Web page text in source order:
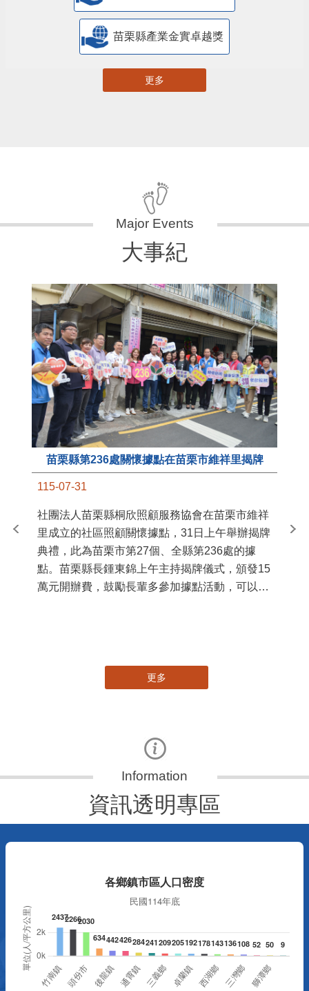
苗栗縣產業金實卓越獎
更多
大事紀
苗栗縣第236處關懷據點在苗栗市維祥里揭牌
115-07-31
社團法人苗栗縣桐欣照顧服務協會在苗栗市維祥
里成立的社區照顧關懷據點，31日上午舉辦揭牌
典禮，此為苗栗市第27個、全縣第236處的據
點。苗栗縣長鍾東錦上午主持揭牌儀式，頒發15
萬元開辦費，鼓勵長輩多參加據點活動，可以更
苗
更多
資訊透明專區